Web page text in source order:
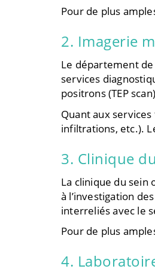
Pour de plus
2. Imagerie
Le département
services
positrons (TEP
Quant aux
infiltrations, etc.).
3. Clinique
La clinique du sein
à l’investigation
interreliés avec le
Pour de plus
4.